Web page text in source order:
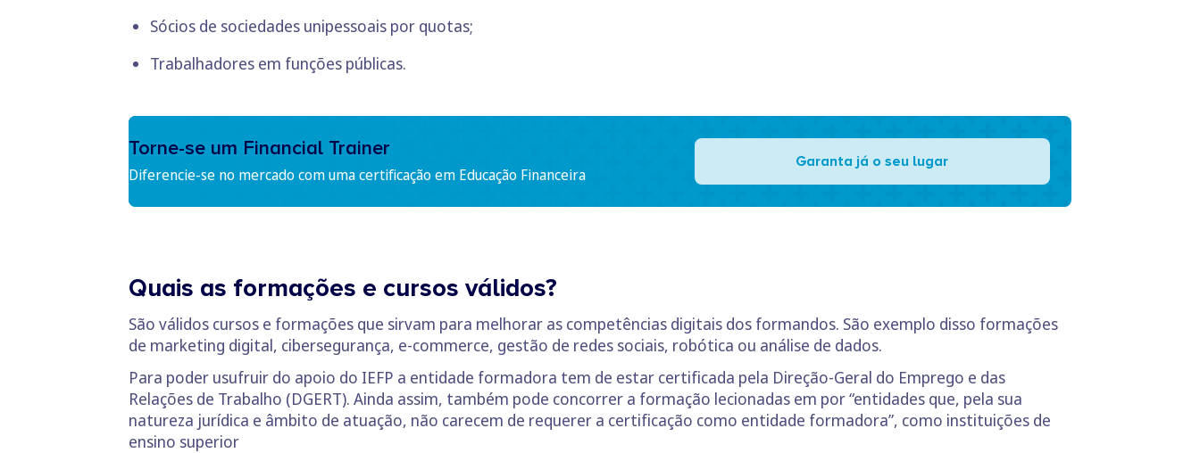
Sócios de sociedades unipessoais por quotas;
Trabalhadores em funções públicas.
Torne-se um Financial Trainer
Diferencie-se no mercado com uma certificação em Educação Financeira
Garanta já o seu lugar
Quais as formações e cursos válidos?
São válidos cursos e formações que sirvam para melhorar as competências digitais dos formandos. São exemplo disso formações
de marketing digital, cibersegurança, e-commerce, gestão de redes sociais, robótica ou análise de dados.
Para poder usufruir do apoio do IEFP a entidade formadora tem de estar certificada pela Direção-Geral do Emprego e das
Relações de Trabalho (DGERT). Ainda assim, também pode concorrer a formação lecionadas em por “entidades que, pela sua
natureza jurídica e âmbito de atuação, não carecem de requerer a certificação como entidade formadora”, como instituições de
ensino superior